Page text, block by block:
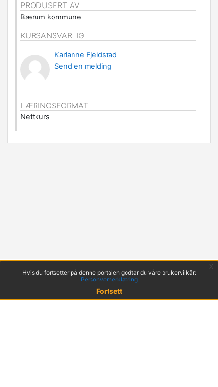
PRODUSERT AV
Bærum kommune
KURSANSVARLIG
Karianne Fjeldstad
Send en melding
LÆRINGSFORMAT
Nettkurs
Hvis du fortsetter på denne portalen godtar du våre brukervilkår:
Personvernerklæring
Fortsett
x